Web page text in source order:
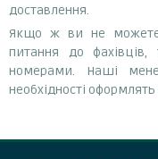
доставлення.
Якщо ж ви не можете
питання до
номерами. Наші
необхідності